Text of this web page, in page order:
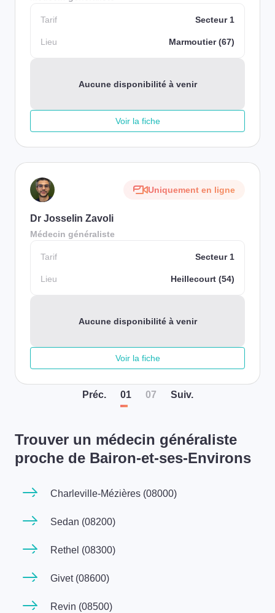
Tarif Secteur 1
Lieu Marmoutier (67)
Aucune disponibilité à venir
Voir la fiche
Uniquement en ligne
Dr Josselin Zavoli
Médecin généraliste
Tarif Secteur 1
Lieu Heillecourt (54)
Aucune disponibilité à venir
Voir la fiche
Préc. 01 07 Suiv.
Trouver un médecin généraliste
proche de Bairon-et-ses-Environs
Charleville-Mézières (08000)
Sedan (08200)
Rethel (08300)
Givet (08600)
Revin (08500)